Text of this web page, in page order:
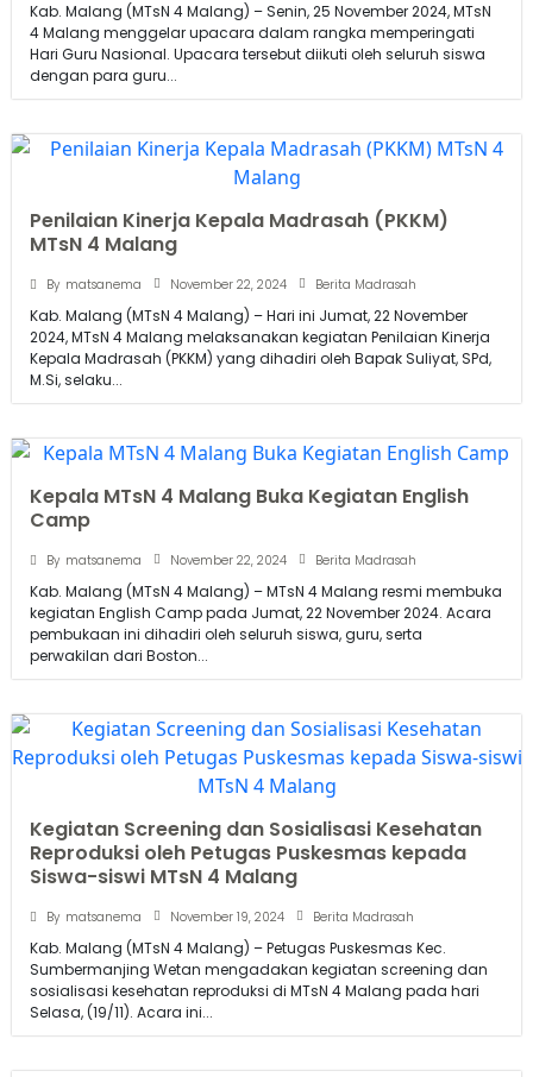
Kab. Malang (MTsN 4 Malang) – Senin, 25 November 2024, MTsN
4 Malang menggelar upacara dalam rangka memperingati
Hari Guru Nasional. Upacara tersebut diikuti oleh seluruh siswa
dengan para guru...
Penilaian Kinerja Kepala Madrasah (PKKM)
MTsN 4 Malang
By matsanema November 22, 2024 Berita Madrasah
Kab. Malang (MTsN 4 Malang) – Hari ini Jumat, 22 November
2024, MTsN 4 Malang melaksanakan kegiatan Penilaian Kinerja
Kepala Madrasah (PKKM) yang dihadiri oleh Bapak Suliyat, SPd,
M.Si, selaku...
Kepala MTsN 4 Malang Buka Kegiatan English
Camp
By matsanema November 22, 2024 Berita Madrasah
Kab. Malang (MTsN 4 Malang) – MTsN 4 Malang resmi membuka
kegiatan English Camp pada Jumat, 22 November 2024. Acara
pembukaan ini dihadiri oleh seluruh siswa, guru, serta
perwakilan dari Boston...
Kegiatan Screening dan Sosialisasi Kesehatan
Reproduksi oleh Petugas Puskesmas kepada
Siswa-siswi MTsN 4 Malang
By matsanema November 19, 2024 Berita Madrasah
Kab. Malang (MTsN 4 Malang) – Petugas Puskesmas Kec.
Sumbermanjing Wetan mengadakan kegiatan screening dan
sosialisasi kesehatan reproduksi di MTsN 4 Malang pada hari
Selasa, (19/11). Acara ini...